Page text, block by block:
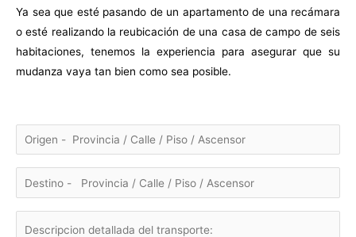
Ya sea que esté pasando de un apartamento de una recámara
o esté realizando la reubicación de una casa de campo de seis
habitaciones, tenemos la experiencia para asegurar que su
mudanza vaya tan bien como sea posible.
a